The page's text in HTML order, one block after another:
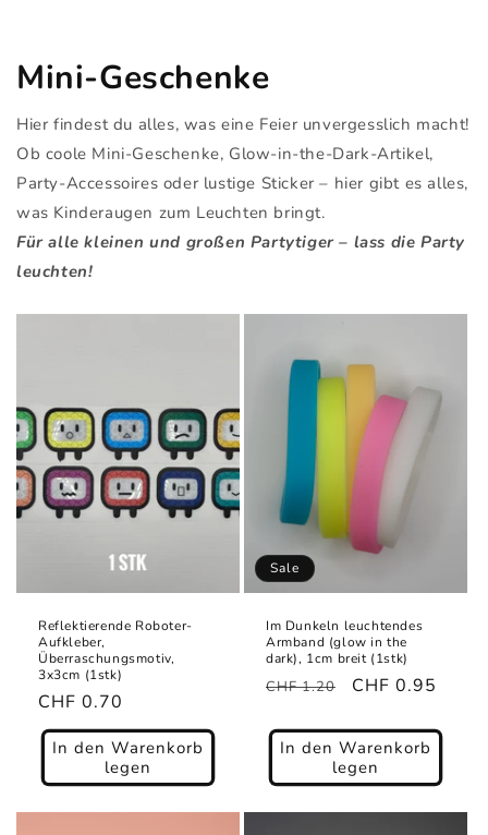
Mini-Geschenke
Hier findest du alles, was eine Feier unvergesslich macht!
Ob coole Mini-Geschenke, Glow-in-the-Dark-Artikel,
Party-Accessoires oder lustige Sticker – hier gibt es alles,
was Kinderaugen zum Leuchten bringt.
Für alle kleinen und großen Partytiger – lass die Party
leuchten!
Reflektierende Roboter-
Aufkleber,
Überraschungsmotiv,
3x3cm (1stk)
Normaler
Preis
CHF 0.70
In den Warenkorb
legen
Sale
Im Dunkeln leuchtendes
Armband (glow in the
dark), 1cm breit (1stk)
Normaler
CHF 1.20 Verkaufspreis
CHF 0.95
In den Warenkorb
legen